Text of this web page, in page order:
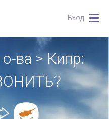
Вход
ва > Кипр: